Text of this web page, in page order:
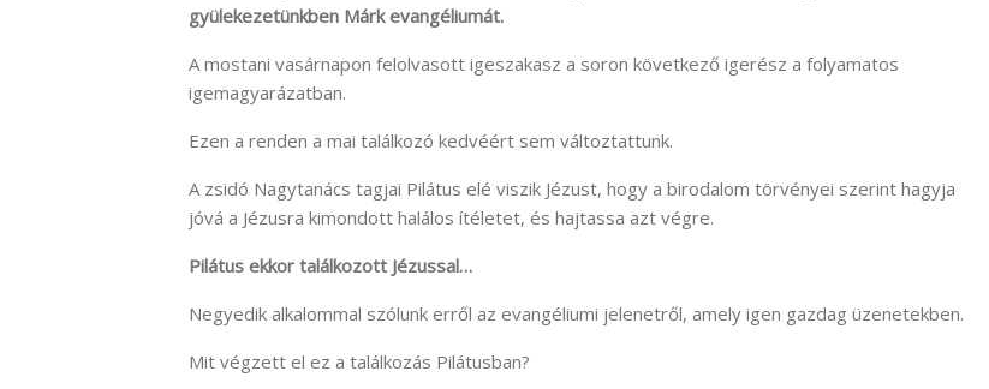
gyülekezetünkben Márk evangéliumát.
A mostani vasárnapon felolvasott igeszakasz a soron következő igerész a folyamatos
igemagyarázatban.
Ezen a renden a mai találkozó kedvéért sem változtattunk.
A zsidó Nagytanács tagjai Pilátus elé viszik Jézust, hogy a birodalom törvényei szerint hagyja
jóvá a Jézusra kimondott halálos ítéletet, és hajtassa azt végre.
Pilátus ekkor találkozott Jézussal…
Negyedik alkalommal szólunk erről az evangéliumi jelenetről, amely igen gazdag üzenetekben.
Mit végzett el ez a találkozás Pilátusban?